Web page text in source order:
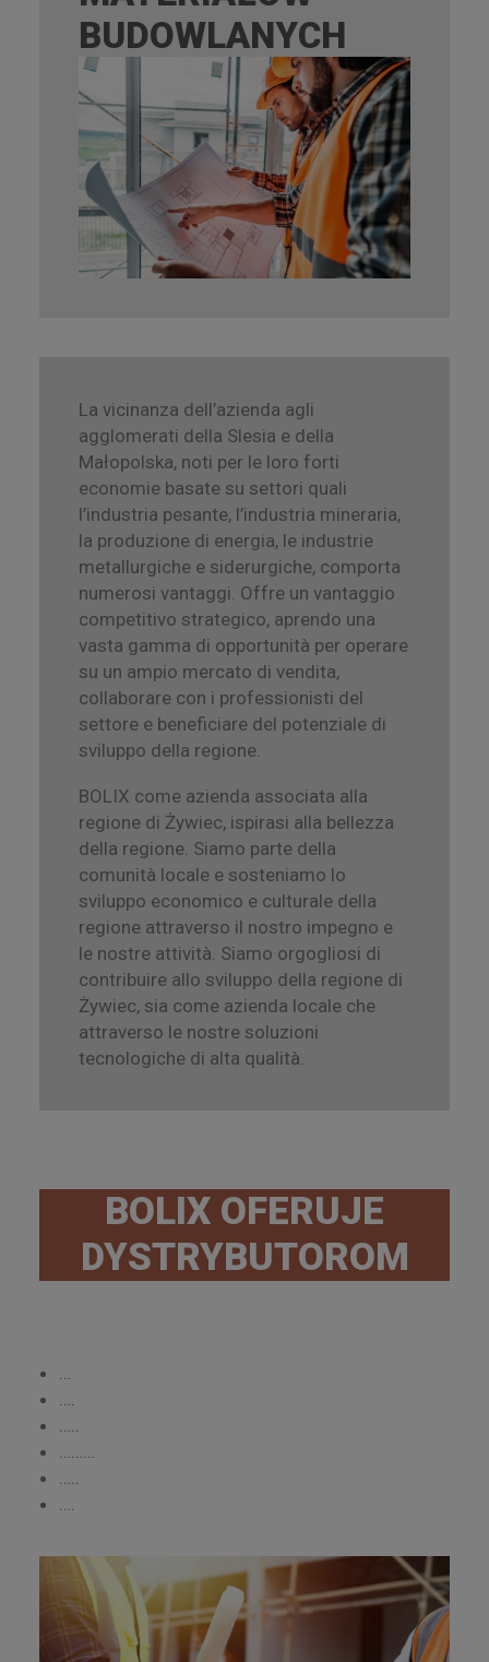
BUDOWLANYCH
La vicinanza dell’azienda agli
agglomerati della Slesia e della
Małopolska, noti per le loro forti
economie basate su settori quali
l’industria pesante, l’industria mineraria,
la produzione di energia, le industrie
metallurgiche e siderurgiche, comporta
numerosi vantaggi. Offre un vantaggio
competitivo strategico, aprendo una
vasta gamma di opportunità per operare
su un ampio mercato di vendita,
collaborare con i professionisti del
settore e beneficiare del potenziale di
sviluppo della regione.
BOLIX come azienda associata alla
regione di Żywiec, ispirasi alla bellezza
della regione. Siamo parte della
comunità locale e sosteniamo lo
sviluppo economico e culturale della
regione attraverso il nostro impegno e
le nostre attività. Siamo orgogliosi di
contribuire allo sviluppo della regione di
Żywiec, sia come azienda locale che
attraverso le nostre soluzioni
tecnologiche di alta qualità.
BOLIX OFERUJE
DYSTRYBUTOROM
…
….
…..
………
…..
….